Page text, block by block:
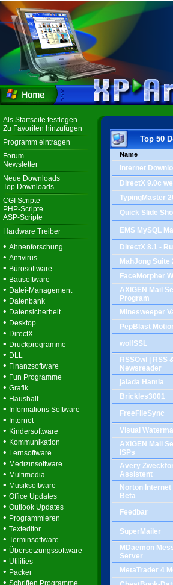
Als Startseite festlegen
Zu Favoriten hinzufügen
Programm eintragen
Forum
Newsletter
Neue Downloads
Top Downloads
CGI Scripte
PHP-Scripte
ASP-Scripte
Hardware Treiber
• Ahnenforschung
• Antivirus
• Bürosoftware
• Bausoftware
• Datei-Management
• Datenbank
• Datensicherheit
• Desktop
• DirectX
• Druckprogramme
• DLL
• Finanzsoftware
• Fun Programme
• Grafik
• Haushalt
• Informations Software
• Internet
• Kindersoftware
• Kommunikation
• Lernsoftware
• Medizinsoftware
• Multimedia
• Musiksoftware
• Office Updates
• Outlook Updates
• Programmieren
• Texteditor
• Terminsoftware
• Übersetzungssoftware
• Utilities
• Packer
• Schriften Programme
Top 50
Name
Internet
DirectX 9.0c
TypingMaster
Quick Slide
EMS MySQL
DirectX 8.1 -
MahJong Suite
FaceMorpher
AXIGEN Mail
Program
Minesweeper
PepBlast
wolfSSL
RSSOwl | RSS
Newsreader
jalada Hamia
Brickles3001
FreeFileSync
Visual
AXIGEN Mail
ISPs
Avery
Assistent
Norton
Beta
Feedbar
SuperMailer
MDaemon
Server
MetaTrader 4